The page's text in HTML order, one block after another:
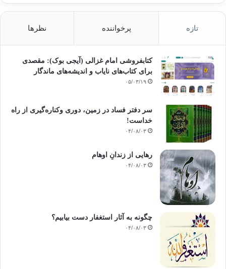
تازه پرخواننده نظرها
کتابفروشی امام غزالی (آیجی بوک): مقصدی
برای کتاب‌های نایاب و اندیشه‌های ماندگار
۰۵/۰۳/۱۹
سر دفتر فساد در زمین‌، دوری وکناره‌گیری از راه
خداست‌!
۰۴/۰۸/۰۳
رهایی از زندانِ اوهام
۰۴/۰۸/۰۳
چگونه به آثار استغفار دست بیابیم؟
۰۴/۰۸/۰۳